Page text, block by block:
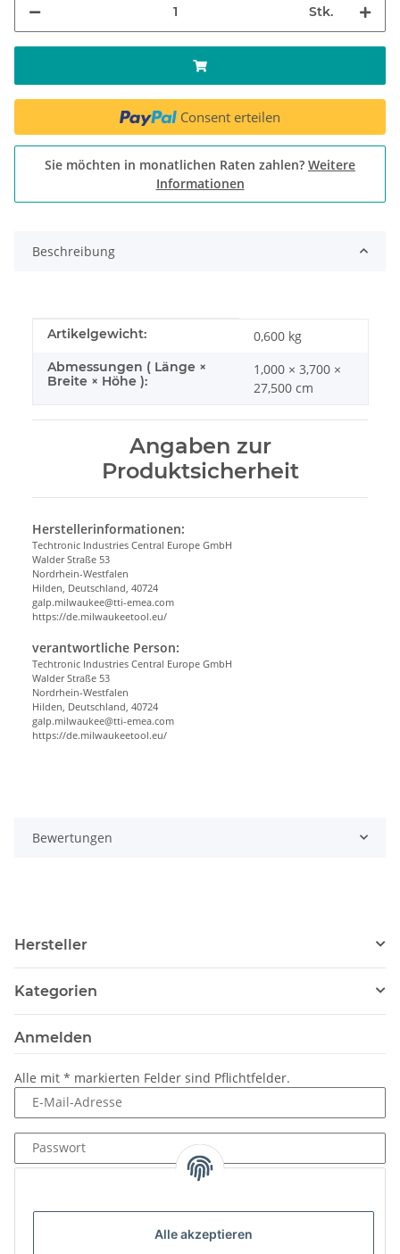
Alle akzeptieren
Stk.
Consent erteilen
Sie möchten in monatlichen Raten zahlen? Weitere
Informationen
Beschreibung
Produkteigenschaft
Wert
Artikelgewicht: 0,600 kg
Abmessungen ( Länge ×
Breite × Höhe ):
1,000 × 3,700 ×
27,500 cm
Angaben zur
Produktsicherheit
Herstellerinformationen:
Techtronic Industries Central Europe GmbH
Walder Straße 53
Nordrhein-Westfalen
Hilden, Deutschland, 40724
galp.milwaukee@tti-emea.com
https://de.milwaukeetool.eu/
verantwortliche Person:
Techtronic Industries Central Europe GmbH
Walder Straße 53
Nordrhein-Westfalen
Hilden, Deutschland, 40724
galp.milwaukee@tti-emea.com
https://de.milwaukeetool.eu/
Bewertungen
Hersteller
Kategorien
Anmelden
Alle mit * markierten Felder sind Pflichtfelder.
E-Mail-Adresse
Passwort